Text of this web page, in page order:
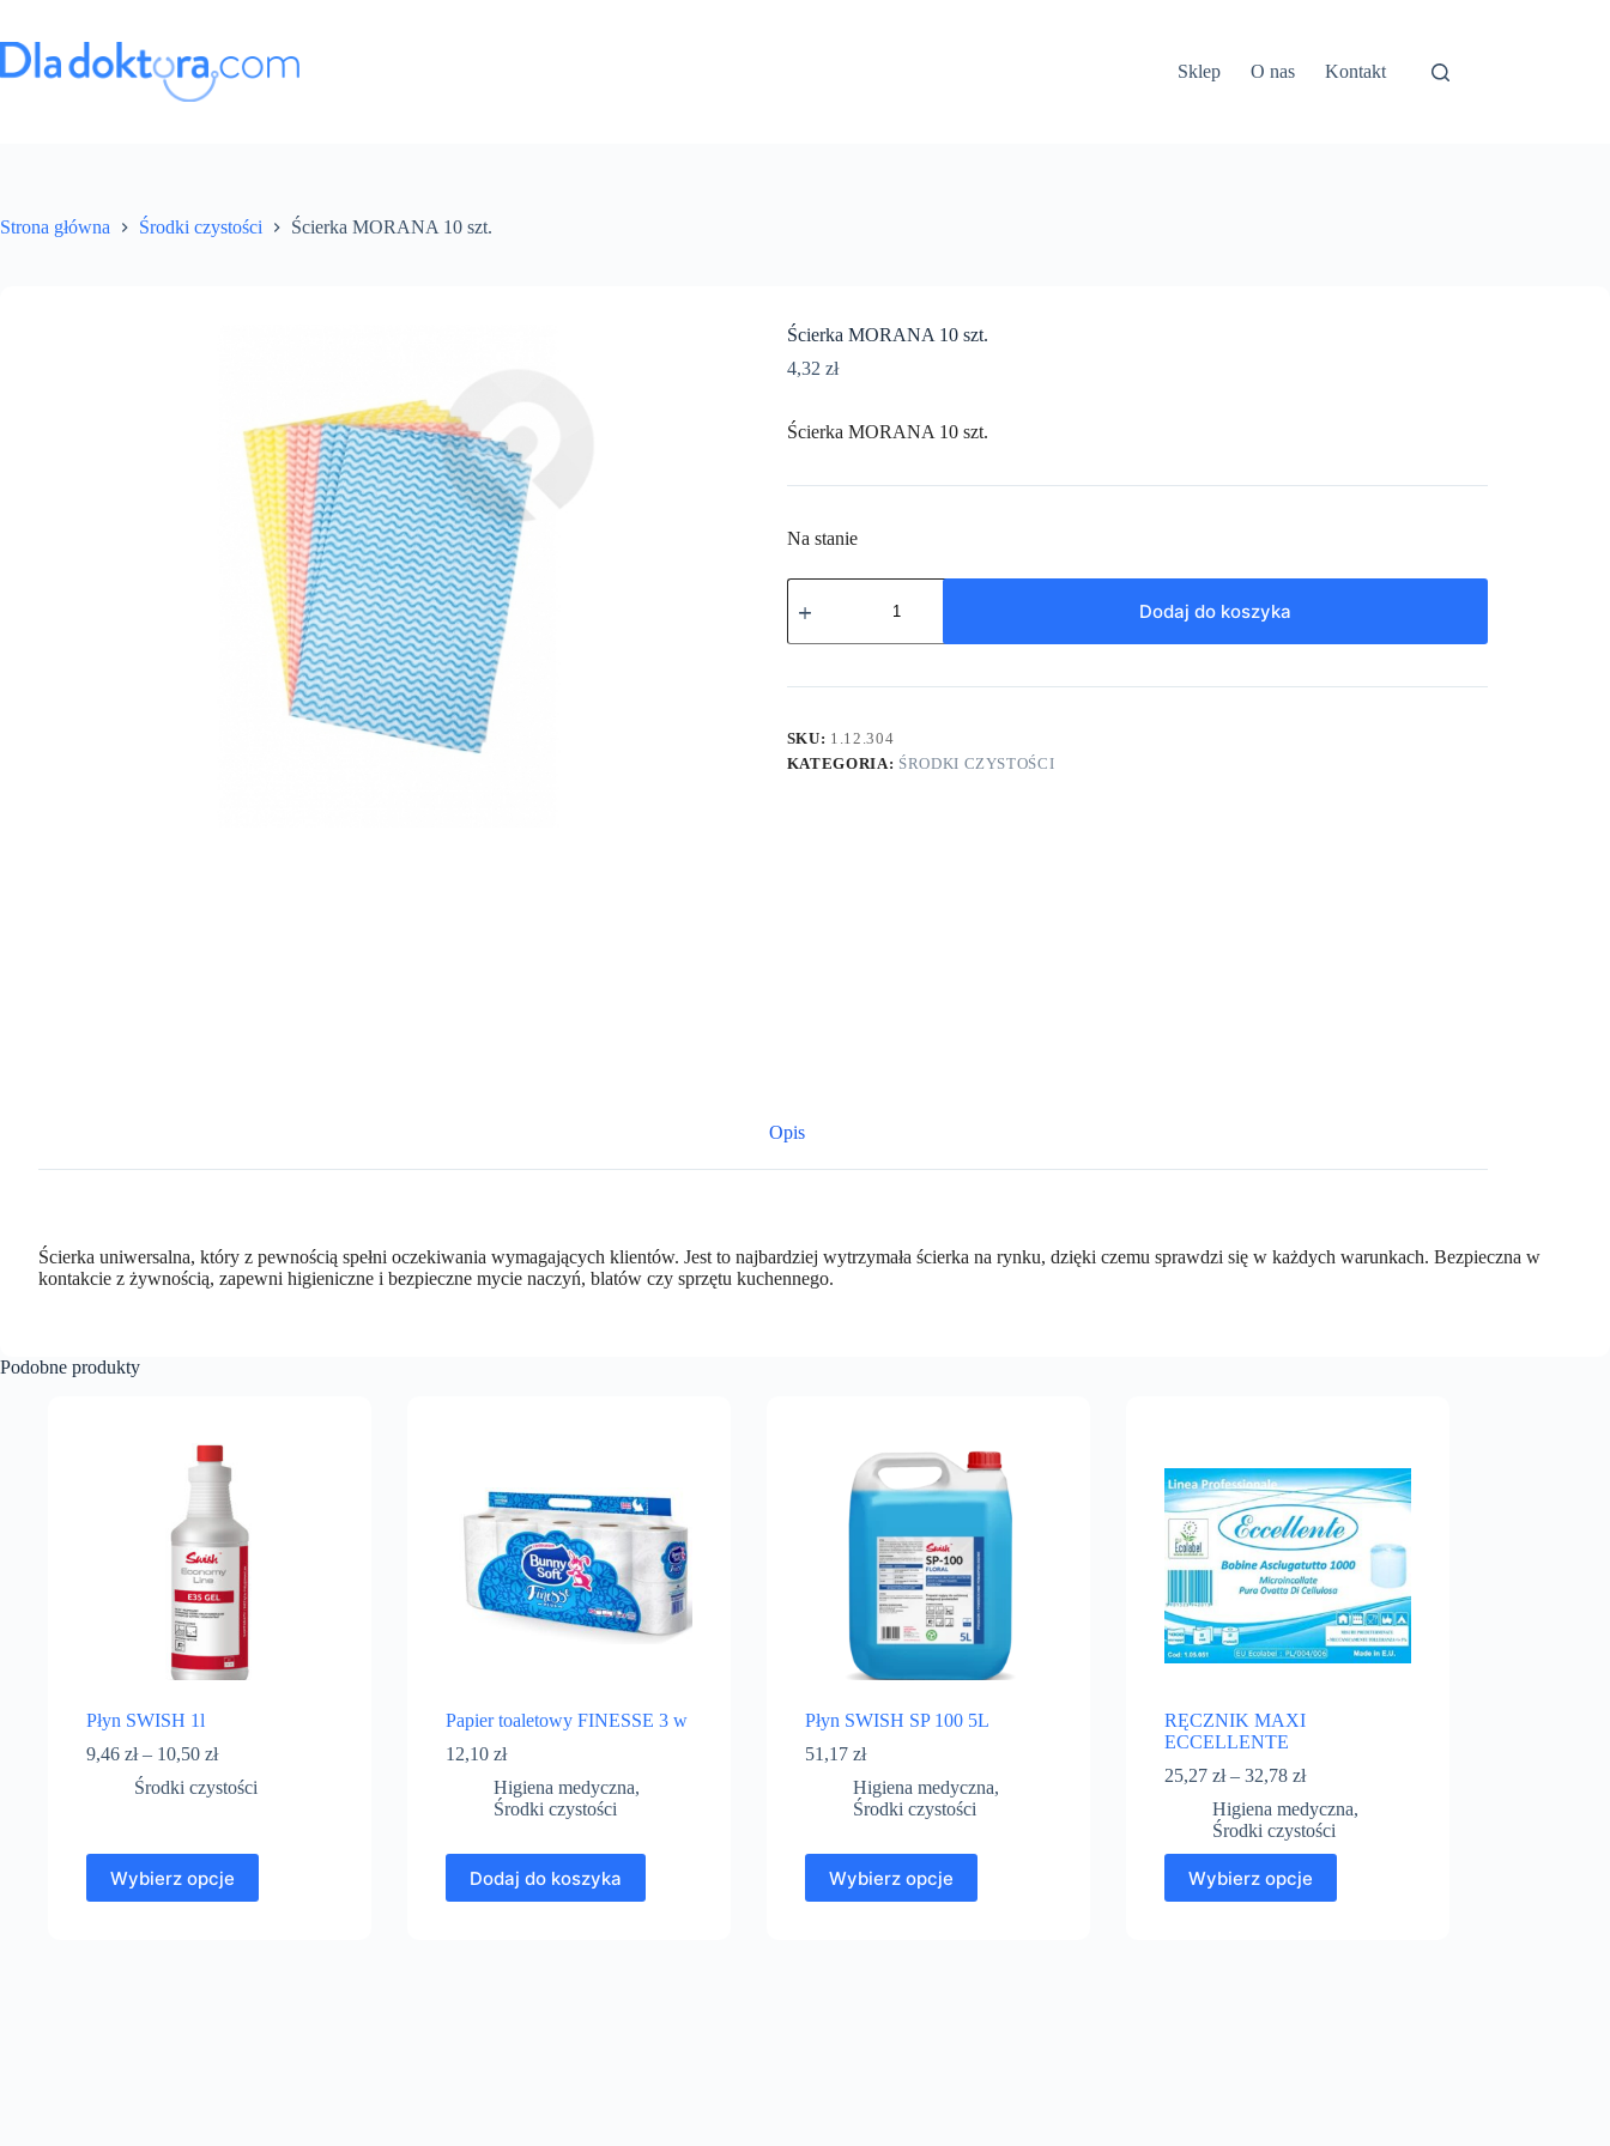
Sklep O nas Kontakt
Strona główna Środki czystości Ścierka MORANA 10 szt.
Ścierka MORANA 10 szt.
4,32 zł
Ścierka MORANA 10 szt.
Na stanie
Dodaj do koszyka
SKU: 1.12.304
KATEGORIA: ŚRODKI CZYSTOŚCI
Opis
Ścierka uniwersalna, który z pewnością spełni oczekiwania wymagających klientów. Jest to najbardziej wytrzymała ścierka na rynku, dzięki czemu sprawdzi się w każdych warunkach. Bezpieczna w
kontakcie z żywnością, zapewni higieniczne i bezpieczne mycie naczyń, blatów czy sprzętu kuchennego.
Podobne produkty
Płyn SWISH 1l
9,46 zł – 10,50 zł
Środki czystości
Wybierz opcje
Papier toaletowy FINESSE 3 w
12,10 zł
Higiena medyczna,
Środki czystości
Dodaj do koszyka
Płyn SWISH SP 100 5L
51,17 zł
Higiena medyczna,
Środki czystości
Wybierz opcje
RĘCZNIK MAXI
ECCELLENTE
25,27 zł – 32,78 zł
Higiena medyczna,
Środki czystości
Wybierz opcje